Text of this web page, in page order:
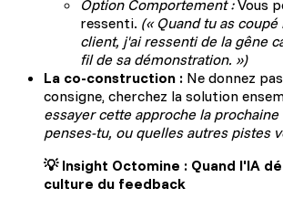
Option Comportement :Vous
ressenti. (« Quand tu as
client, j'ai ressenti de la gêne
fil de sa démonstration. »)
La co-construction : Ne donnez
consigne, cherchez la solution
essayer cette approche la prochaine
penses-tu, ou quelles autres pistes
💡 Insight Octomine : Quand l'IA
culture du feedback